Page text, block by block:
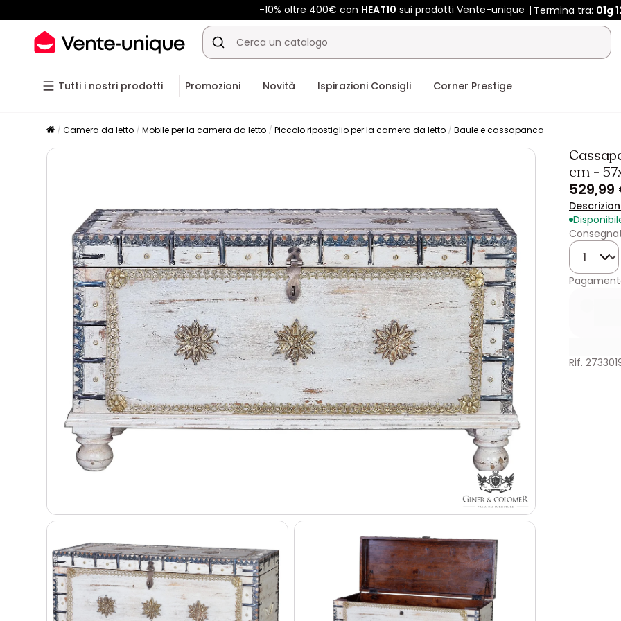
-10% oltre 400€ con HEAT10 sui prodotti Vente-unique Termina tra: 01g
Tutti i nostri prodotti Promozioni Novità Ispirazioni Consigli Corner Prestige
Camera da letto Mobile per la camera da letto Piccolo ripostiglio per la camera da letto Baule e cassapanca
cm -
529,99
Quantità
Rif.